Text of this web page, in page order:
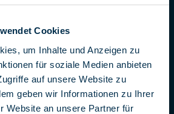
Cookies
um Inhalte und Anzeigen zu
für soziale Medien anbieten
auf unsere Website zu
geben wir Informationen zu Ihrer
Website an unsere Partner für
seiner Geschichte. Das Ziel: vom
durch Russland. Das Kanzleramt
von US-amerikanischen
Bisher durfte der BND nur
und analysieren.
mehr Handlungsmöglichkeiten
etwa Sabotageaktionen, um